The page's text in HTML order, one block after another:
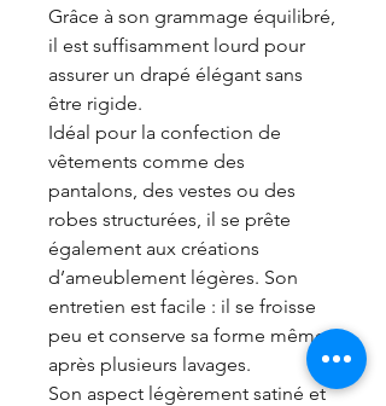
Grâce à son grammage équilibré,
il est suffisamment lourd pour
assurer un drapé élégant sans
être rigide.
Idéal pour la confection de
vêtements comme des
pantalons, des vestes ou des
robes structurées, il se prête
également aux créations
d’ameublement légères. Son
entretien est facile : il se froisse
peu et conserve sa forme même
après plusieurs lavages.
Son aspect légèrement satiné et